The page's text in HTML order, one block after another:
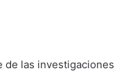
de las investigaciones